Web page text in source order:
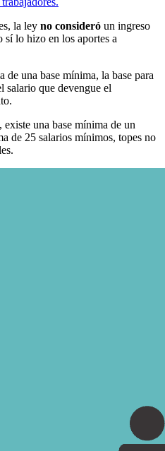
la ley no consideró un ingreso
lo hizo en los aportes a
de una base mínima, la base para
salario que devengue el
una base mínima de un
de 25 salarios mínimos, topes no